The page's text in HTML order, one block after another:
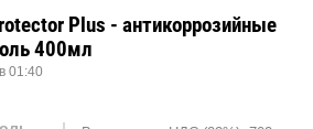
Plus - антикоррозийные
400мл
01:40